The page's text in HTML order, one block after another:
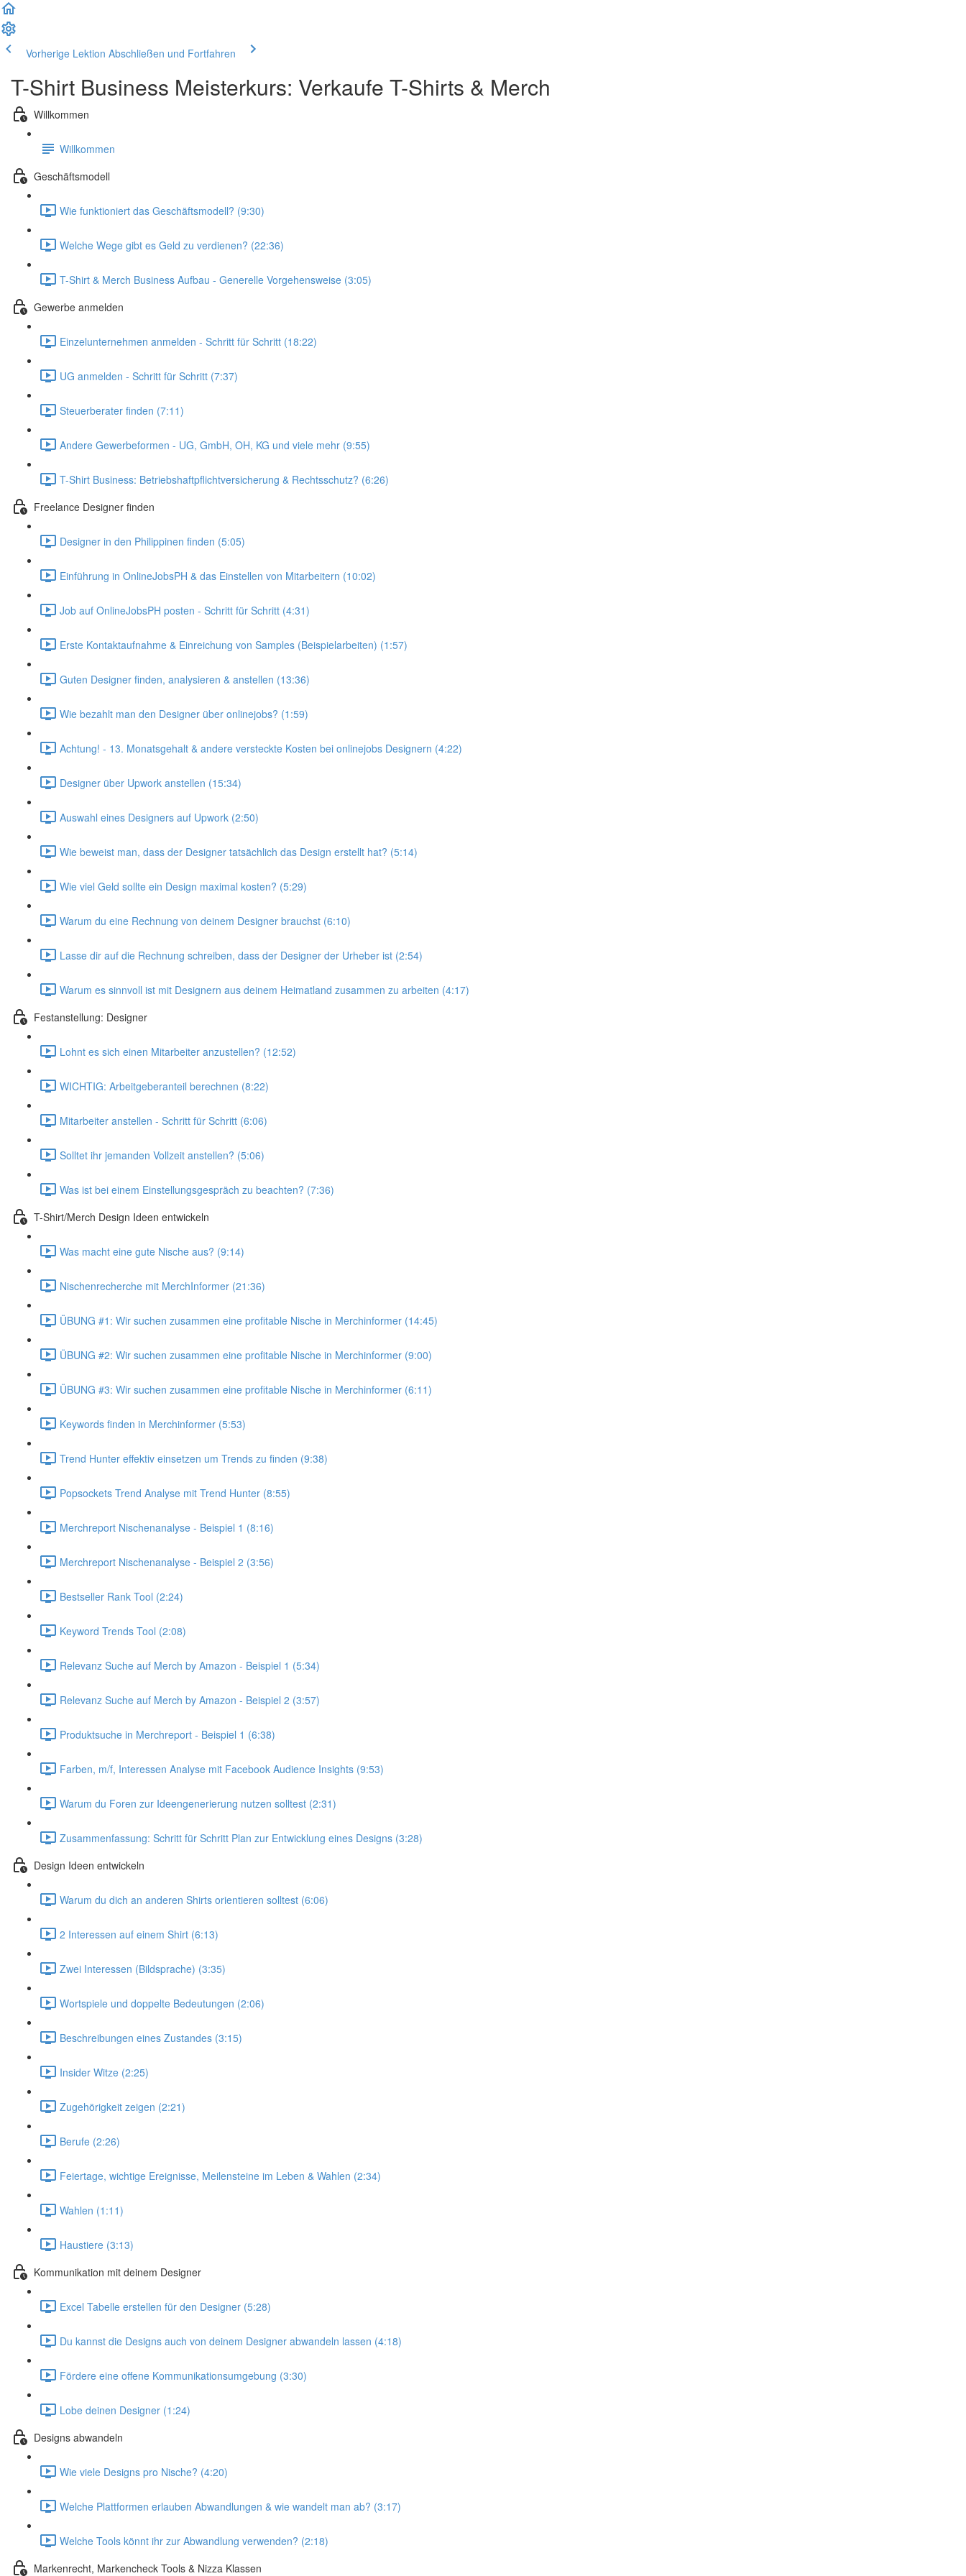
Vorherige Lektion Abschließen und Fortfahren
T-Shirt Business Meisterkurs: Verkaufe T-Shirts & Merch
Willkommen
Willkommen
Geschäftsmodell
Wie funktioniert das Geschäftsmodell? (9:30)
Welche Wege gibt es Geld zu verdienen? (22:36)
T-Shirt & Merch Business Aufbau - Generelle Vorgehensweise (3:05)
Gewerbe anmelden
Einzelunternehmen anmelden - Schritt für Schritt (18:22)
UG anmelden - Schritt für Schritt (7:37)
Steuerberater finden (7:11)
Andere Gewerbeformen - UG, GmbH, OH, KG und viele mehr (9:55)
T-Shirt Business: Betriebshaftpflichtversicherung & Rechtsschutz? (6:26)
Freelance Designer finden
Designer in den Philippinen finden (5:05)
Einführung in OnlineJobsPH & das Einstellen von Mitarbeitern (10:02)
Job auf OnlineJobsPH posten - Schritt für Schritt (4:31)
Erste Kontaktaufnahme & Einreichung von Samples (Beispielarbeiten) (1:57)
Guten Designer finden, analysieren & anstellen (13:36)
Wie bezahlt man den Designer über onlinejobs? (1:59)
Achtung! - 13. Monatsgehalt & andere versteckte Kosten bei onlinejobs Designern (4:22)
Designer über Upwork anstellen (15:34)
Auswahl eines Designers auf Upwork (2:50)
Wie beweist man, dass der Designer tatsächlich das Design erstellt hat? (5:14)
Wie viel Geld sollte ein Design maximal kosten? (5:29)
Warum du eine Rechnung von deinem Designer brauchst (6:10)
Lasse dir auf die Rechnung schreiben, dass der Designer der Urheber ist (2:54)
Warum es sinnvoll ist mit Designern aus deinem Heimatland zusammen zu arbeiten (4:17)
Festanstellung: Designer
Lohnt es sich einen Mitarbeiter anzustellen? (12:52)
WICHTIG: Arbeitgeberanteil berechnen (8:22)
Mitarbeiter anstellen - Schritt für Schritt (6:06)
Solltet ihr jemanden Vollzeit anstellen? (5:06)
Was ist bei einem Einstellungsgespräch zu beachten? (7:36)
T-Shirt/Merch Design Ideen entwickeln
Was macht eine gute Nische aus? (9:14)
Nischenrecherche mit MerchInformer (21:36)
ÜBUNG #1: Wir suchen zusammen eine profitable Nische in Merchinformer (14:45)
ÜBUNG #2: Wir suchen zusammen eine profitable Nische in Merchinformer (9:00)
ÜBUNG #3: Wir suchen zusammen eine profitable Nische in Merchinformer (6:11)
Keywords finden in Merchinformer (5:53)
Trend Hunter effektiv einsetzen um Trends zu finden (9:38)
Popsockets Trend Analyse mit Trend Hunter (8:55)
Merchreport Nischenanalyse - Beispiel 1 (8:16)
Merchreport Nischenanalyse - Beispiel 2 (3:56)
Bestseller Rank Tool (2:24)
Keyword Trends Tool (2:08)
Relevanz Suche auf Merch by Amazon - Beispiel 1 (5:34)
Relevanz Suche auf Merch by Amazon - Beispiel 2 (3:57)
Produktsuche in Merchreport - Beispiel 1 (6:38)
Farben, m/f, Interessen Analyse mit Facebook Audience Insights (9:53)
Warum du Foren zur Ideengenerierung nutzen solltest (2:31)
Zusammenfassung: Schritt für Schritt Plan zur Entwicklung eines Designs (3:28)
Design Ideen entwickeln
Warum du dich an anderen Shirts orientieren solltest (6:06)
2 Interessen auf einem Shirt (6:13)
Zwei Interessen (Bildsprache) (3:35)
Wortspiele und doppelte Bedeutungen (2:06)
Beschreibungen eines Zustandes (3:15)
Insider Witze (2:25)
Zugehörigkeit zeigen (2:21)
Berufe (2:26)
Feiertage, wichtige Ereignisse, Meilensteine im Leben & Wahlen (2:34)
Wahlen (1:11)
Haustiere (3:13)
Kommunikation mit deinem Designer
Excel Tabelle erstellen für den Designer (5:28)
Du kannst die Designs auch von deinem Designer abwandeln lassen (4:18)
Fördere eine offene Kommunikationsumgebung (3:30)
Lobe deinen Designer (1:24)
Designs abwandeln
Wie viele Designs pro Nische? (4:20)
Welche Plattformen erlauben Abwandlungen & wie wandelt man ab? (3:17)
Welche Tools könnt ihr zur Abwandlung verwenden? (2:18)
Markenrecht, Markencheck Tools & Nizza Klassen